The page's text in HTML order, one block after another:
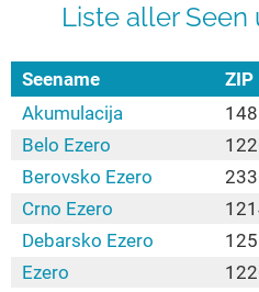
Liste aller Seen
Seename ZIP
Akumulacija
Belo Ezero
Berovsko Ezero
Crno Ezero
Debarsko Ezero
Ezero